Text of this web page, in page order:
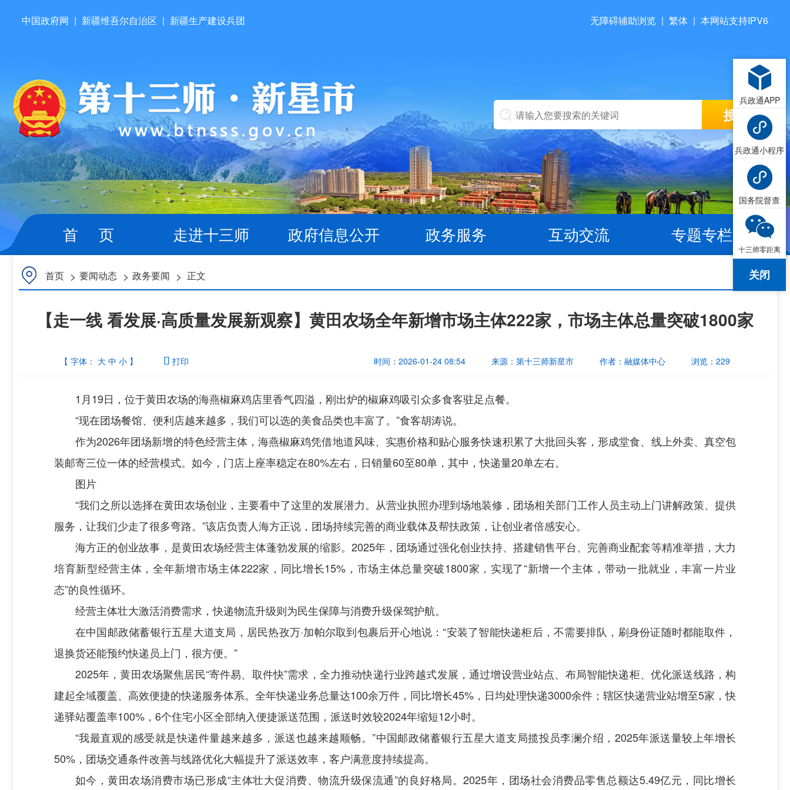
中国政府网 | 新疆维吾尔自治区 | 新疆生产建设兵团 无障碍辅助浏览 | 繁体 | 本网站支持IPV6
首 页 走进十三师 政府信息公开 政务服务 互动交流 专题专栏
首页 > 要闻动态 > 政务要闻 > 正文
【走一线 看发展·高质量发展新观察】黄田农场全年新增市场主体222家，市场主体总量突破1800家
【 字体： 大 中 小 】  打印 时间： 2026-01-24 08:54 来源： 第十三师新星市 作者： 融媒体中心 浏览： 229
1月19日，位于黄田农场的海燕椒麻鸡店里香气四溢，刚出炉的椒麻鸡吸引众多食客驻足点餐。
“现在团场餐馆、便利店越来越多，我们可以选的美食品类也丰富了。”食客胡涛说。
作为2026年团场新增的特色经营主体，海燕椒麻鸡凭借地道风味、实惠价格和贴心服务快速积累了大批回头客，形成堂食、线上外卖、真空包
装邮寄三位一体的经营模式。如今，门店上座率稳定在80%左右，日销量60至80单，其中，快递量20单左右。
图片
“我们之所以选择在黄田农场创业，主要看中了这里的发展潜力。从营业执照办理到场地装修，团场相关部门工作人员主动上门讲解政策、提供
服务，让我们少走了很多弯路。”该店负责人海方正说，团场持续完善的商业载体及帮扶政策，让创业者倍感安心。
海方正的创业故事，是黄田农场经营主体蓬勃发展的缩影。2025年，团场通过强化创业扶持、搭建销售平台、完善商业配套等精准举措，大力
培育新型经营主体，全年新增市场主体222家，同比增长15%，市场主体总量突破1800家，实现了“新增一个主体，带动一批就业，丰富一片业
态”的良性循环。
经营主体壮大激活消费需求，快递物流升级则为民生保障与消费升级保驾护航。
在中国邮政储蓄银行五星大道支局，居民热孜万·加帕尔取到包裹后开心地说：“安装了智能快递柜后，不需要排队，刷身份证随时都能取件，
退换货还能预约快递员上门，很方便。”
2025年，黄田农场聚焦居民“寄件易、取件快”需求，全力推动快递行业跨越式发展，通过增设营业站点、布局智能快递柜、优化派送线路，构
建起全域覆盖、高效便捷的快递服务体系。全年快递业务总量达100余万件，同比增长45%，日均处理快递3000余件；辖区快递营业站增至5家，快
递驿站覆盖率100%，6个住宅小区全部纳入便捷派送范围，派送时效较2024年缩短12小时。
“我最直观的感受就是快递件量越来越多，派送也越来越顺畅。”中国邮政储蓄银行五星大道支局揽投员李澜介绍，2025年派送量较上年增长
50%，团场交通条件改善与线路优化大幅提升了派送效率，客户满意度持续提高。
如今，黄田农场消费市场已形成“主体壮大促消费、物流升级保流通”的良好格局。2025年，团场社会消费品零售总额达5.49亿元，同比增长
兵政通APP
兵政通小程序
国务院督查
十三师零距离
关闭